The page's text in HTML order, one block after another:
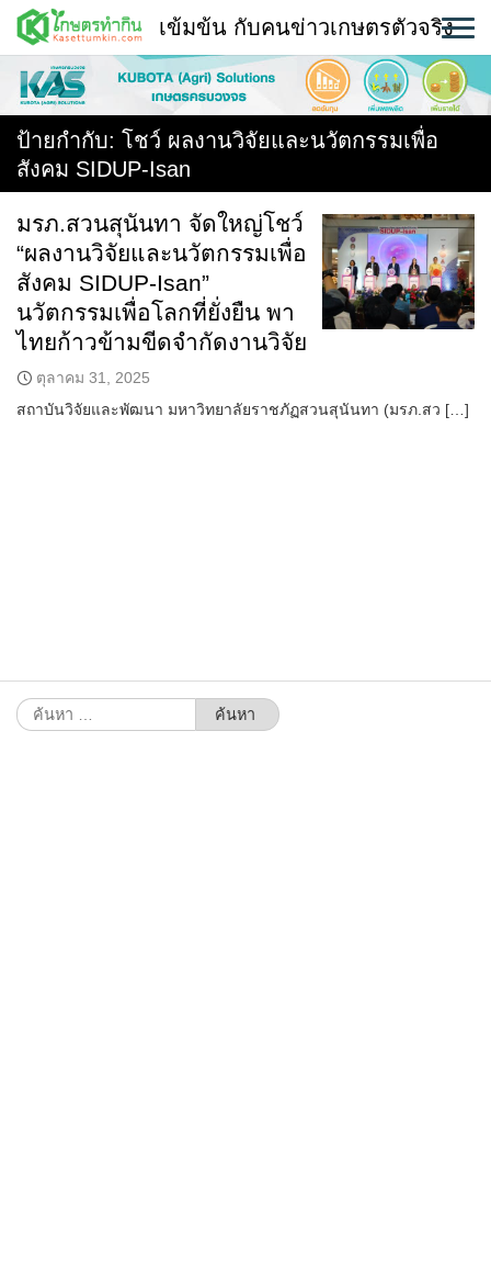
Skip
content
พืช
หน้าแรก
แวดวงเกษตร
ใคร ทำอะไร ที่ไหน
สถานีข่าววันนี้
เข้มข้น กับคนข่าวเกษตรตัวจริง
ป้ายกำกับ: โชว์ ผลงานวิจัยและนวัตกรรมเพื่อ
สังคม SIDUP-Isan
มรภ.สวนสุนันทา จัดใหญ่โชว์
“ผลงานวิจัยและนวัตกรรมเพื่อ
สังคม SIDUP-Isan”
นวัตกรรมเพื่อโลกที่ยั่งยืน พา
ไทยก้าวข้ามขีดจำกัดงานวิจัย
ตุลาคม 31, 2025
สถาบันวิจัยและพัฒนา มหาวิทยาลัยราชภัฏสวนสุนันทา (มรภ.สว […]
ค้นหา
สำหรับ: